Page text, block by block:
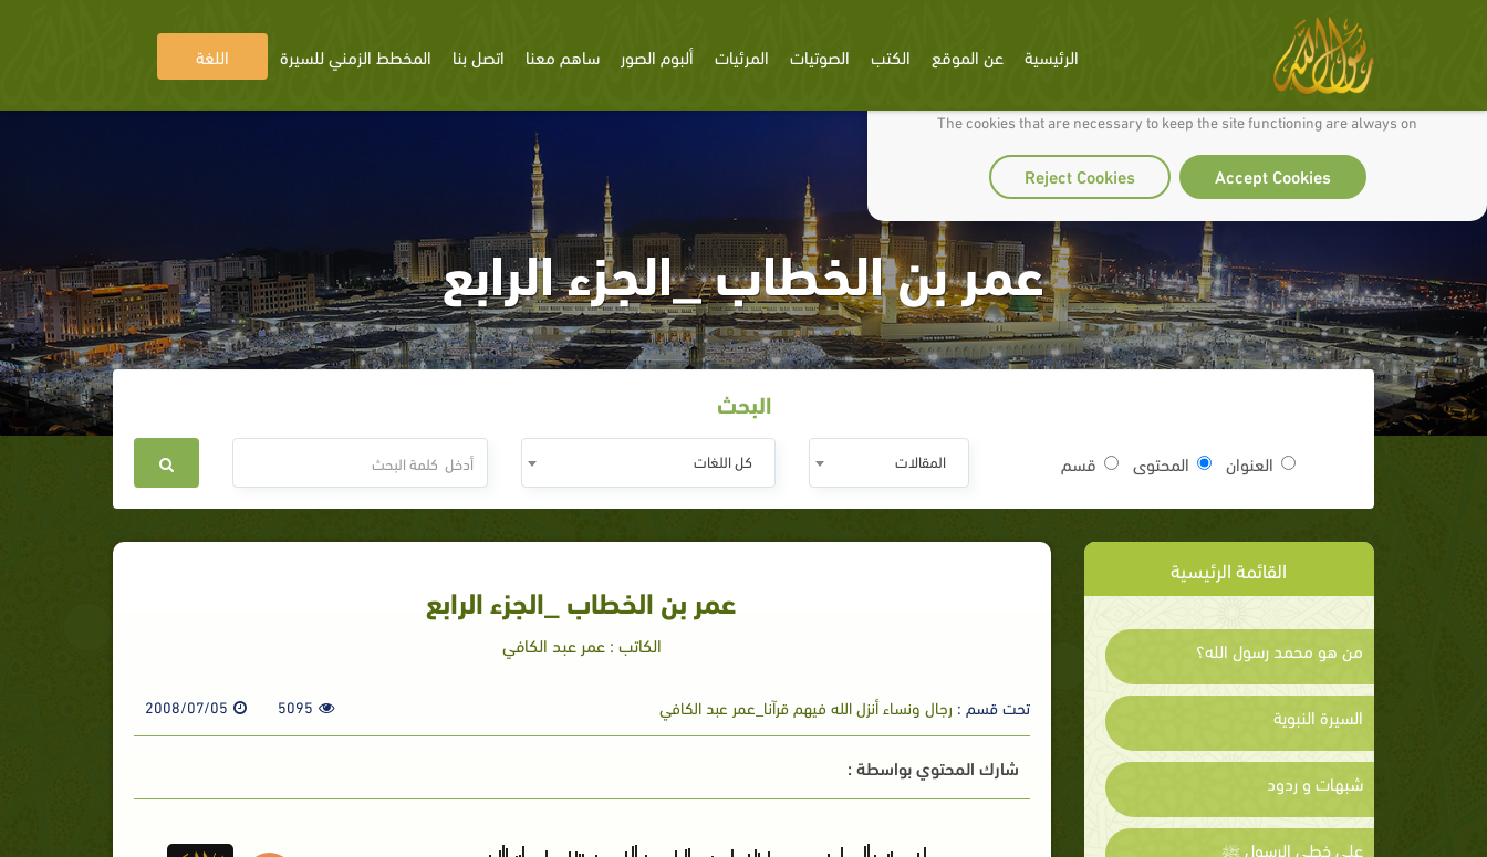
We use cookies to make our site work well for you and so we can continually improve it.
The cookies that are necessary to keep the site functioning are always on
Accept Cookies
Reject Cookies
الرئيسية عن الموقع الكتب الصوتيات المرئيات ألبوم الصور ساهم معنا اتصل بنا المخطط الزمني للسيرة اللغة
عمر بن الخطاب _الجزء الرابع
البحث
العنوان المحتوى قسم المقالات كل اللغات
القائمة الرئيسية
من هو محمد رسول الله؟
السيرة النبوية
شبهات و ردود
على خطى الرسول ﷺ
عمر بن الخطاب _الجزء الرابع
الكاتب : عمر عبد الكافي
تحت قسم : رجال ونساء أنزل الله فيهم قرآنا_عمر عبد الكافي 5095
2008/07/05
شارك المحتوي بواسطة :